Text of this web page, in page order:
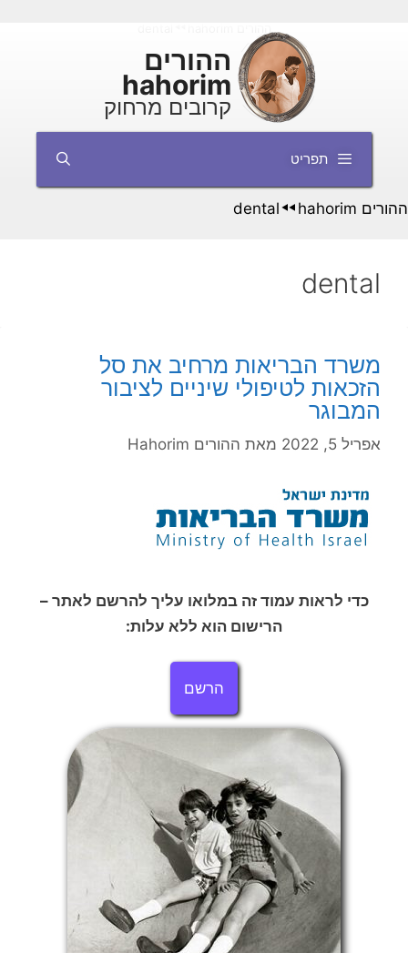
ההורים
hahorim
קרובים מרחוק
תפריט
ההורים hahorim ◄◄
dental
dental
משרד הבריאות מרחיב את סל
הזכאות לטיפולי שיניים לציבור
המבוגר
אפריל 5, 2022 מאת ההורים Hahorim
כדי לראות עמוד זה במלואו עליך להרשם לאתר –
הרישום הוא ללא עלות:
הרשם